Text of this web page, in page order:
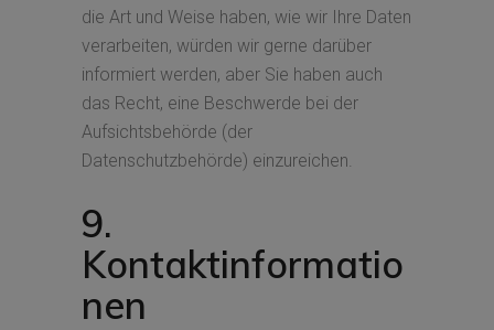
die Art und Weise haben, wie wir Ihre Daten
verarbeiten, würden wir gerne darüber
informiert werden, aber Sie haben auch
das Recht, eine Beschwerde bei der
Aufsichtsbehörde (der
Datenschutzbehörde) einzureichen.
9.
Kontaktinformatio
nen